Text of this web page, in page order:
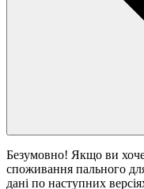
Безумовно! Якщо ви
споживання пального
дані по наступних